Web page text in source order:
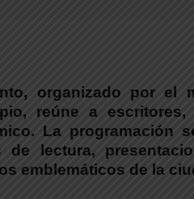
organizado por el
reúne a
La programación
de lectura,
emblemáticos de la